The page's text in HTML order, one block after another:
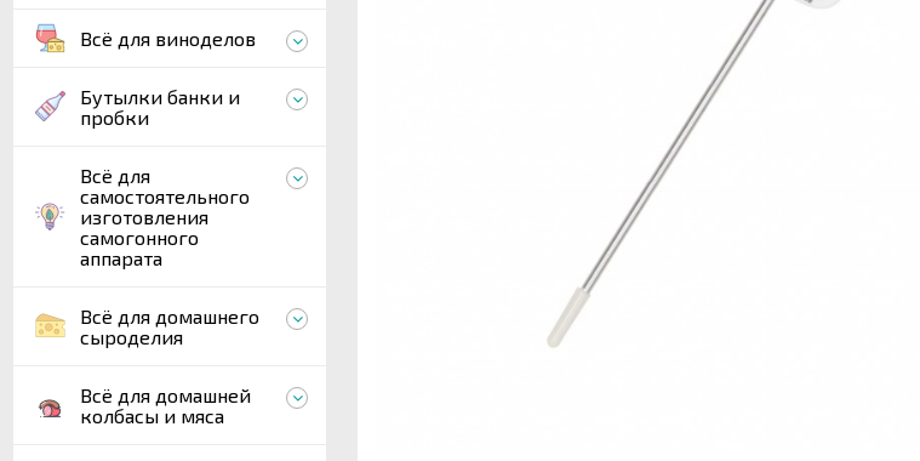
Всё для виноделов
Бутылки банки и
пробки
Всё для
самостоятельного
изготовления
самогонного
аппарата
Всё для домашнего
сыроделия
Всё для домашней
колбасы и мяса